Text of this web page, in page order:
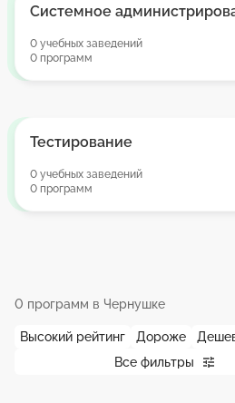
Системное
0 учебных заведений
0 программ
Тестирование
0 учебных заведений
0 программ
0 программ в Чернушке
Все фильтры
Высокий рейтинг Дороже